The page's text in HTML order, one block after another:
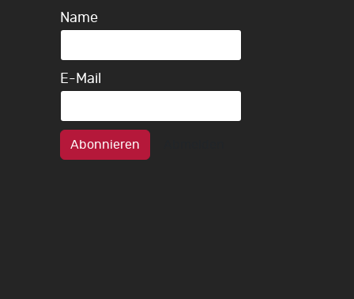
Name
E-Mail
Abonnieren